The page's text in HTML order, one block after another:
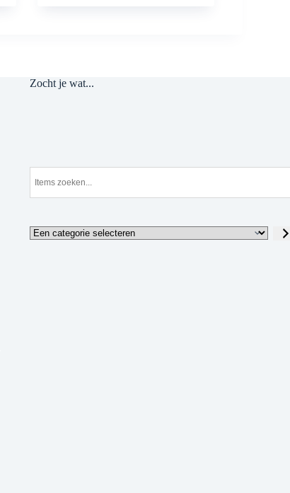
Zocht je wat...